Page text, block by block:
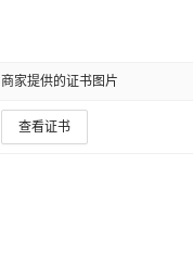
4.25V
商家提供的证书图片
查看证书